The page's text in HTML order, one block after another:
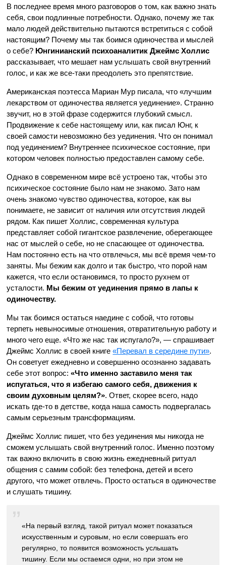
В последнее время много разговоров о том, как важно знать
себя, свои подлинные потребности. Однако, почему же так
мало людей действительно пытаются встретиться с собой
настоящим? Почему мы так боимся одиночества и мыслей
о себе? Юнгинианский психоаналитик Джеймс Холлис
рассказывает, что мешает нам услышать свой внутренний
голос, и как же все-таки преодолеть это препятствие.
Американская поэтесса Мариан Мур писала, что «лучшим
лекарством от одиночества является уединение». Странно
звучит, но в этой фразе содержится глубокий смысл.
Продвижение к себе настоящему или, как писал Юнг, к
своей самости невозможно без уединения. Что он понимал
под уединением? Внутреннее психическое состояние, при
котором человек полностью предоставлен самому себе.
Однако в современном мире всё устроено так, чтобы это
психическое состояние было нам не знакомо. Зато нам
очень знакомо чувство одиночества, которое, как вы
понимаете, не зависит от наличия или отсутствия людей
рядом. Как пишет Холлис, современная культура
представляет собой гигантское развлечение, оберегающее
нас от мыслей о себе, но не спасающее от одиночества.
Нам постоянно есть на что отвлечься, мы всё время чем-то
заняты. Мы бежим как долго и так быстро, что порой нам
кажется, что если остановимся, то просто рухнем от
усталости. Мы бежим от уединения прямо в лапы к
одиночеству.
Мы так боимся остаться наедине с собой, что готовы
терпеть невыносимые отношения, отвратительную работу и
много чего еще. «Что же нас так испугало?», — спрашивает
Джеймс Холлис в своей книге«Перевал в середине пути».
Он советует ежедневно и совершенно осознанно задавать
себе этот вопрос:«Что именно заставило меня так
испугаться, что я избегаю самого себя, движения к
своим духовным целям?». Ответ, скорее всего, надо
искать где-то в детстве, когда наша самость подвергалась
самым серьезным трансформациям.
Джеймс Холлис пишет, что без уединения мы никогда не
сможем услышать свой внутренний голос. Именно поэтому
так важно включить в свою жизнь ежедневный ритуал
общения с самим собой: без телефона, детей и всего
другого, что может отвлечь. Просто остаться в одиночестве
и слушать тишину.
«На первый взгляд, такой ритуал может показаться
искусственным и суровым, но если совершать его
регулярно, то появится возможность услышать
тишину. Если мы остаемся одни, но при этом не